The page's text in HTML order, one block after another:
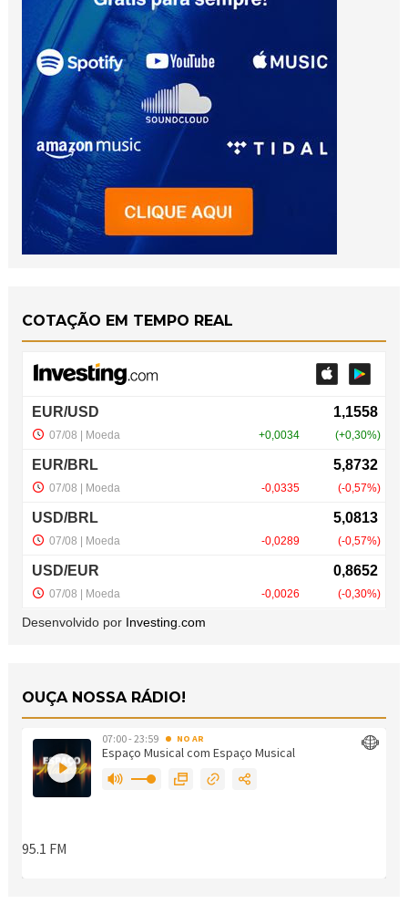
COTAÇÃO EM TEMPO REAL
Desenvolvido por Investing.com
OUÇA NOSSA RÁDIO!